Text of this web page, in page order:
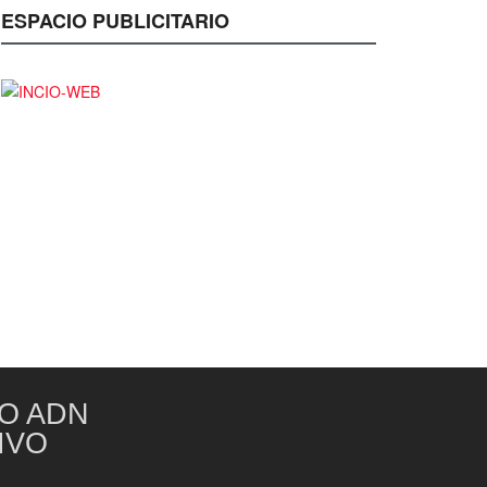
ESPACIO PUBLICITARIO
ADN